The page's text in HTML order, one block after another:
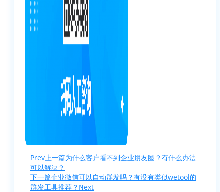
Prev上一篇为什么客户看不到企业朋友圈？有什么办法
可以解决？
下一篇企业微信可以自动群发吗？有没有类似wetool的
群发工具推荐？ Next